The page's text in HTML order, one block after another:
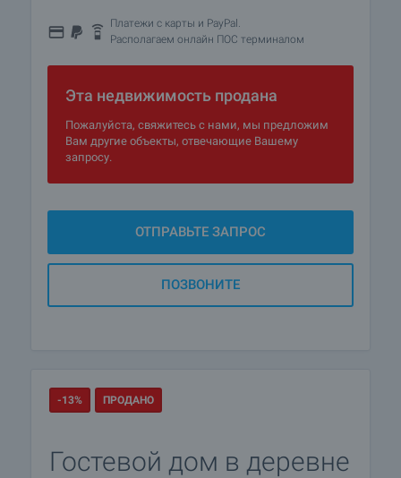
Платежи с карты и PayPal.
Располагаем онлайн ПОС терминалом
Эта недвижимость продана
Пожалуйста, свяжитесь с нами, мы предложим
Вам другие объекты, отвечающие Вашему
запросу.
ОТПРАВЬТЕ ЗАПРОС
ПОЗВОНИТЕ
-13% ПРОДАНО
Гостевой дом в деревне